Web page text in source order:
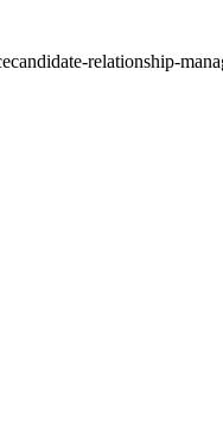
candidate-relationship-